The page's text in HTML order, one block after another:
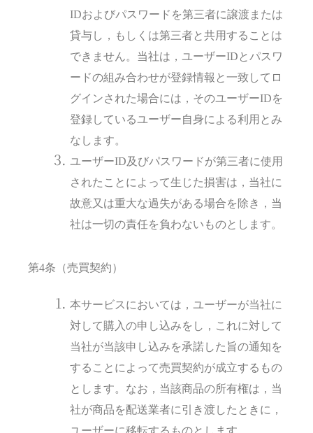
IDおよびパスワードを第三者に譲渡または
貸与し，もしくは第三者と共用することは
できません。当社は，ユーザーIDとパスワ
ードの組み合わせが登録情報と一致してロ
グインされた場合には，そのユーザーIDを
登録しているユーザー自身による利用とみ
なします。
ユーザーID及びパスワードが第三者に使用
されたことによって生じた損害は，当社に
故意又は重大な過失がある場合を除き，当
社は一切の責任を負わないものとします。
第4条（売買契約）
本サービスにおいては，ユーザーが当社に
対して購入の申し込みをし，これに対して
当社が当該申し込みを承諾した旨の通知を
することによって売買契約が成立するもの
とします。なお，当該商品の所有権は，当
社が商品を配送業者に引き渡したときに，
ユーザーに移転するものとします。